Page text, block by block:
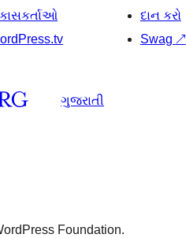
દાન કરો
Swag ↗
ગુજરાતી
Foundation.